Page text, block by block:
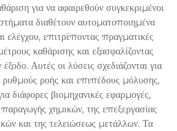
για να αφαιρεθούν συγκεκριμένοι
διαθέτουν αυτοματοποιημένα
ελέγχου, επιτρέποντας πραγματικές
καθάρισης και εξασφαλίζοντας
Αυτές οι λύσεις σχεδιάζονται για
ρυθμούς ροής και επιπέδους μόλυσης,
διάφορες βιομηχανικές εφαρμογές,
χημικών, της επεξεργασίας
και της τελειώσεως μετάλλων. Τα